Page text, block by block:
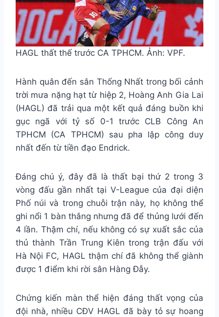
HAGL thất thế trước CA TPHCM. Ảnh: VPF.
Hành quân đến sân Thống Nhất trong bối cảnh
trời mưa nặng hạt từ hiệp 2, Hoàng Anh Gia Lai
(HAGL) đã trải qua một kết quả đáng buồn khi
gục ngã với tỷ số 0-1 trước CLB Công An
TPHCM (CA TPHCM) sau pha lập công duy
nhất đến từ tiền đạo Endrick.
Đáng chú ý, đây đã là thất bại thứ 2 trong 3
vòng đấu gần nhất tại V-League của đại diện
Phố núi và trong chuỗi trận này, họ không thể
ghi nổi 1 bàn thắng nhưng đã để thủng lưới đến
4 lần. Thậm chí, nếu không có sự xuất sắc của
thủ thành Trần Trung Kiên trong trận đấu với
Hà Nội FC, HAGL thậm chí đã không thể giành
được 1 điểm khi rời sân Hàng Đẫy.
Chứng kiến màn thể hiện đáng thất vọng của
đội nhà, nhiều CĐV HAGL đã bày tỏ sự hoang